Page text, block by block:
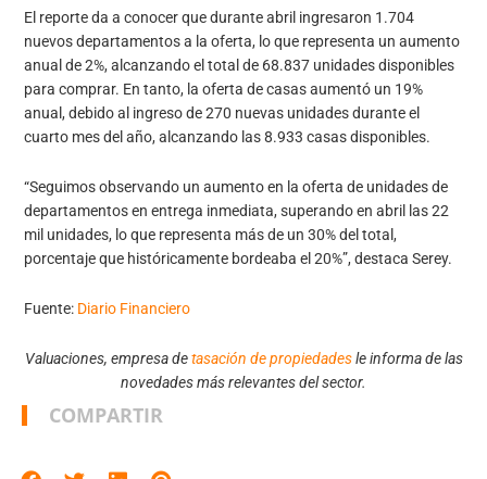
El reporte da a conocer que durante abril ingresaron 1.704
nuevos departamentos a la oferta, lo que representa un aumento
anual de 2%, alcanzando el total de 68.837 unidades disponibles
para comprar. En tanto, la oferta de casas aumentó un 19%
anual, debido al ingreso de 270 nuevas unidades durante el
cuarto mes del año, alcanzando las 8.933 casas disponibles.
“Seguimos observando un aumento en la oferta de unidades de
departamentos en entrega inmediata, superando en abril las 22
mil unidades, lo que representa más de un 30% del total,
porcentaje que históricamente bordeaba el 20%”, destaca Serey.
Fuente: Diario Financiero
Valuaciones, empresa detasación de propiedadesle informa de las
novedades más relevantes del sector.
COMPARTIR